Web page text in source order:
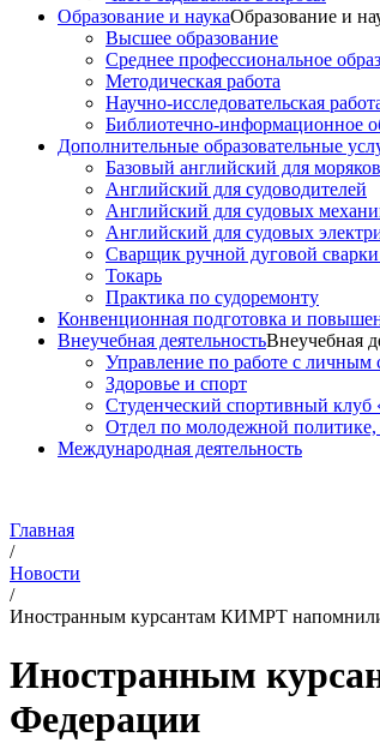
Образование и наукаОбразование и
Высшее образование
Среднее профессиональное
Методическая работа
Научно-исследовательская
Библиотечно-информационное
Дополнительные образовательные
Базовый английский для моряков
Английский для судоводителей
Английский для судовых
Английский для судовых
Cварщик ручной дуговой
Токарь
Практика по судоремонту
Конвенционная подготовка и
Внеучебная деятельностьВнеучебная
Управление по работе с личным
Здоровье и спорт
Студенческий спортивный
Отдел по молодежной
Международная деятельность
Главная
/
Новости
/
Иностранным курсантам КИМРТ
Иностранным
Федерации